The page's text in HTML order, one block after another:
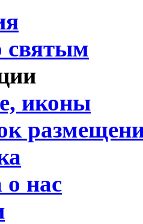
святым
иконы
о нас